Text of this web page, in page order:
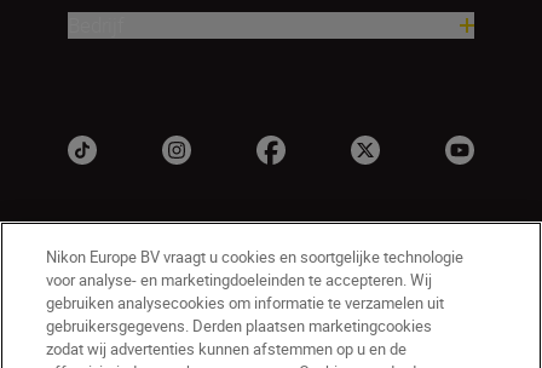
NL Nikon Sites
Nikon Europe BV vraagt u cookies en soortgelijke technologie
voor analyse- en marketingdoeleinden te accepteren. Wij
gebruiken analysecookies om informatie te verzamelen uit
gebruikersgegevens. Derden plaatsen marketingcookies
zodat wij advertenties kunnen afstemmen op u en de